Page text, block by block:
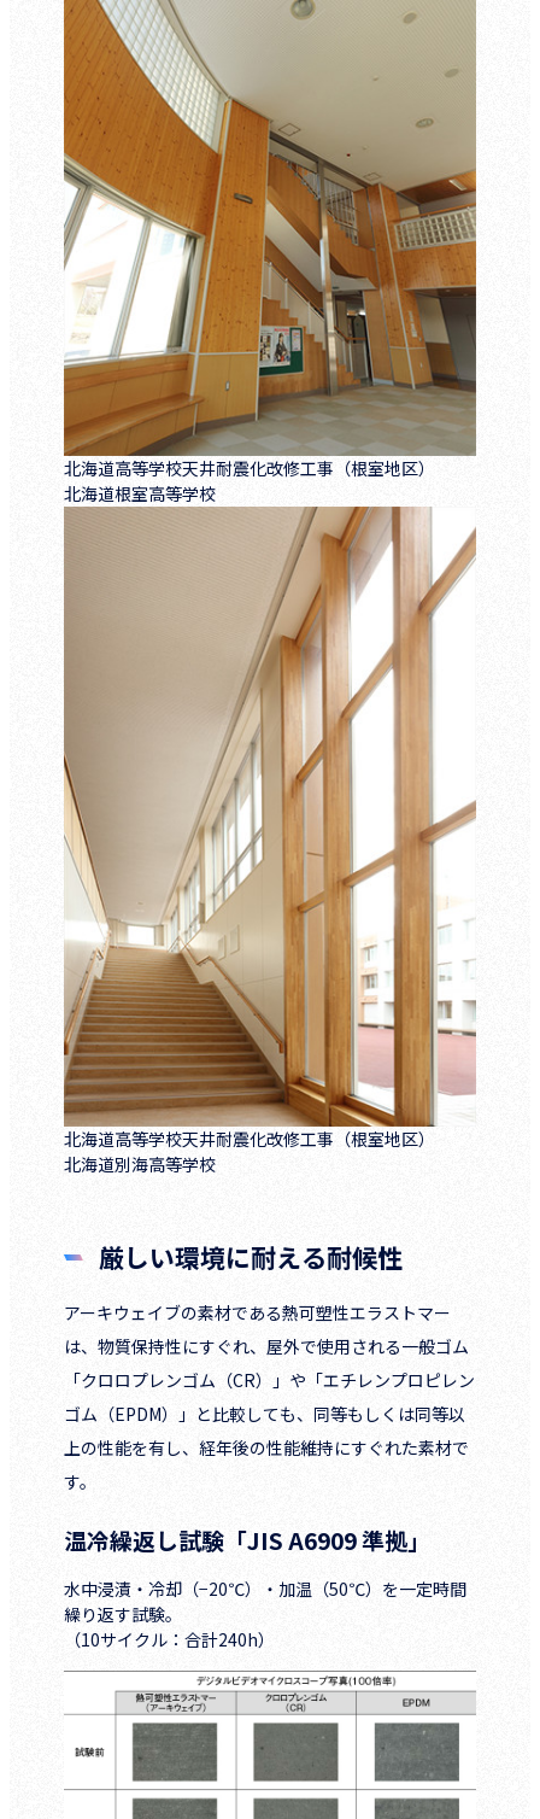
北海道高等学校天井耐震化改修工事（根室地区）
北海道根室高等学校
北海道高等学校天井耐震化改修工事（根室地区）
北海道別海高等学校
厳しい環境に耐える耐候性
アーキウェイブの素材である熱可塑性エラストマー
は、物質保持性にすぐれ、屋外で使用される一般ゴム
「クロロプレンゴム（CR）」や「エチレンプロピレン
ゴム（EPDM）」と比較しても、同等もしくは同等以
上の性能を有し、経年後の性能維持にすぐれた素材で
す。
温冷繰返し試験「JIS A6909 準拠」
水中浸漬・冷却（−20℃）・加温（50℃）を一定時間
繰り返す試験。
（10サイクル：合計240h）